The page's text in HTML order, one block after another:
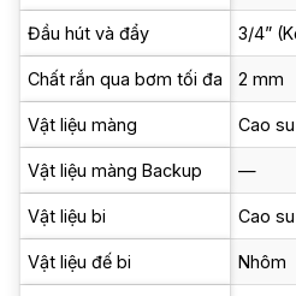
Đầu hút và đẩy 3/4”
Chất rắn qua bơm tối đa 2 mm
Vật liệu màng Cao
Vật liệu màng Backup —
Vật liệu bi Cao
Vật liệu đế bi Nhôm